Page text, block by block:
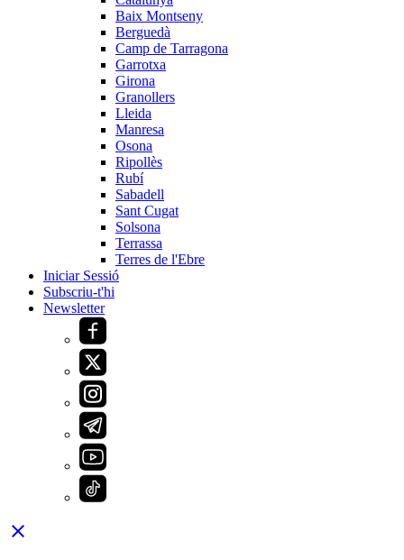
Baix Montseny
Berguedà
Camp de Tarragona
Garrotxa
Girona
Granollers
Lleida
Manresa
Osona
Ripollès
Rubí
Sabadell
Sant Cugat
Solsona
Terrassa
Terres de l'Ebre
Iniciar Sessió
Subscriu-t'hi
Newsletter
close